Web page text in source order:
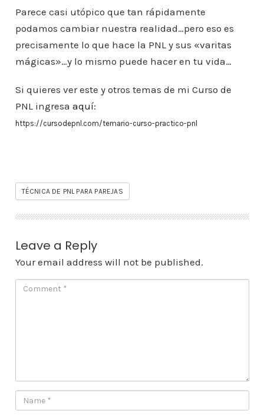
Parece casi utópico que tan rápidamente
podamos cambiar nuestra realidad…pero eso es
precisamente lo que hace la PNL y sus «varitas
mágicas»…y lo mismo puede hacer en tu vida…
Si quieres ver este y otros temas de mi Curso de
PNL ingresa aquí:
https://cursodepnl.com/temario-curso-practico-pnl
TÉCNICA DE PNL PARA PAREJAS
Leave a Reply
Your email address will not be published.